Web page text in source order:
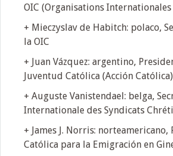
OIC (Organisations
+ Mieczyslav de Habitch: polaco,
la OIC
+ Juan Vázquez: argentino,
Juventud Católica (Acción Católica)
+ Auguste Vanistendael: belga,
Internationale des Syndicats
+ James J. Norris:
Católica para la Emigración en